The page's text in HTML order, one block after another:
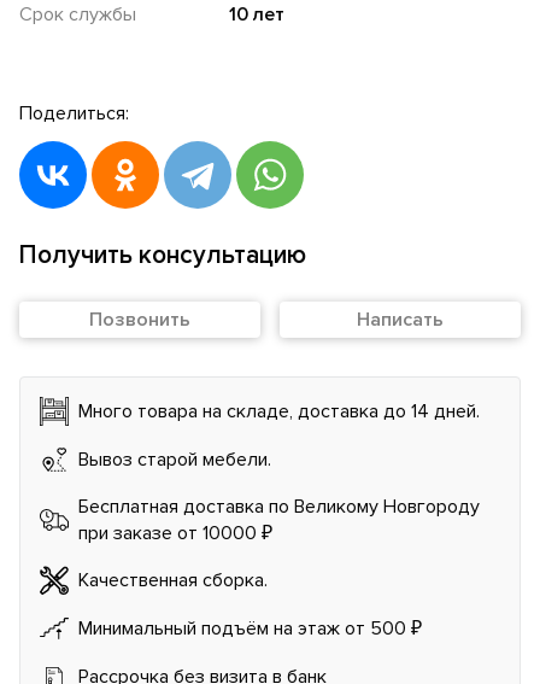
Срок службы
10 лет
Поделиться:
Получить консультацию
Позвонить Написать
Много товара на складе, доставка до 14 дней.
Вывоз старой мебели.
Бесплатная доставка по Великому Новгороду
при заказе от 10000 ₽
Качественная сборка.
Минимальный подъём на этаж от 500 ₽
Рассрочка без визита в банк